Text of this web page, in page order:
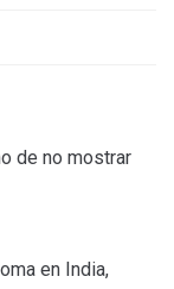
de no mostrar
en India,